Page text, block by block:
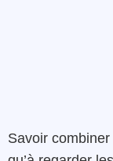
Savoir